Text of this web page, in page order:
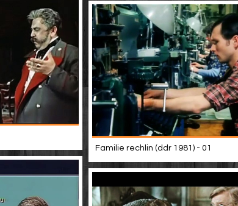
Familie rechlin (ddr 1981) - 01